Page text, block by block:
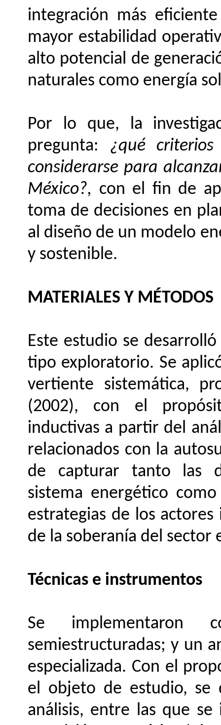
integración más
mayor estabilidad
alto potencial de
naturales como energía
Por lo que, la
pregunta: ¿qué
considerarse para
México?, con el fin de
toma de decisiones en
al diseño de un modelo
y sostenible.
MATERIALES Y MÉTODOS
Este estudio se
tipo exploratorio. Se
vertiente sistemática,
(2002), con el
inductivas a partir del
relacionados con la
de capturar tanto las
sistema energético
estrategias de los
de la soberanía del sector
Técnicas e instrumentos
Se implementaron
semiestructuradas; y un
especializada. Con el
el objeto de estudio, se
análisis, entre las que